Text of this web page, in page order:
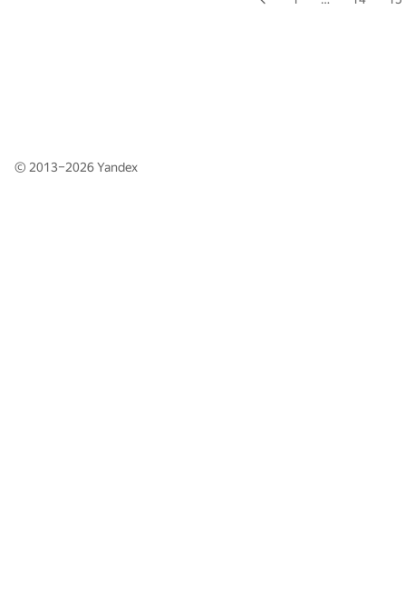
© 2013–2026Yandex